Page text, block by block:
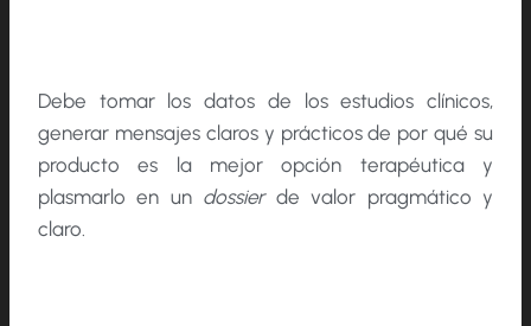
Debe tomar los datos de los estudios clínicos,
generar mensajes claros y prácticos de por qué su
producto es la mejor opción terapéutica y
plasmarlo en un dossierde valor pragmático y
claro.